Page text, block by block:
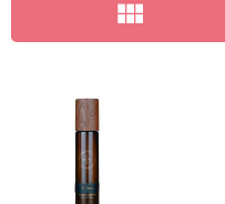
view_module